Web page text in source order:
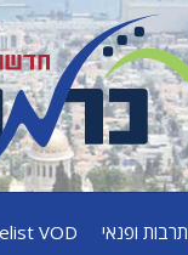
תרבות ופנאי VOD